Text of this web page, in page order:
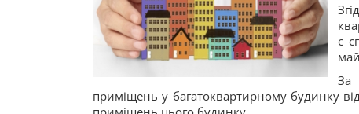
є
За
приміщень у багатоквартирному будинку